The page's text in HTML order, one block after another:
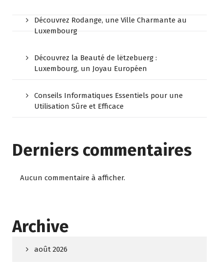
Découvrez Rodange, une Ville Charmante au
Luxembourg
Découvrez la Beauté de lëtzebuerg :
Luxembourg, un Joyau Européen
Conseils Informatiques Essentiels pour une
Utilisation Sûre et Efficace
Derniers commentaires
Aucun commentaire à afficher.
Archive
août 2026